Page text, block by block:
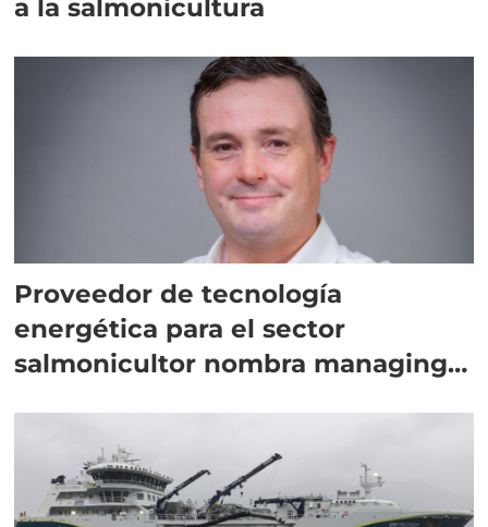
a la salmonicultura
Proveedor de tecnología
energética para el sector
salmonicultor nombra managing